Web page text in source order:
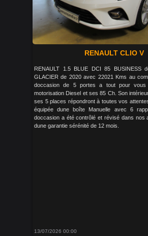
RENAULT CLIO V
RENAULT 1.5 BLUE DCI 85 BUSINESS
GLACIER de 2020 avec 22021 Kms au
doccasion de 5 portes a tout pour
motorisation Diesel et ses 85 Ch. Son
ses 5 places répondront à toutes vos
équipée dune boîte Manuelle avec 6
doccasion a été contrôlé et révisé dans nos
dune garantie sérénité de 12 mois.
13/07/2026 00:00